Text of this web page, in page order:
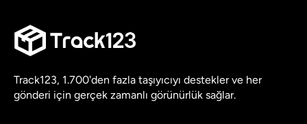
Track123, 1.700'den fazla taşıyıcıyı destekler ve her
gönderi için gerçek zamanlı görünürlük sağlar.